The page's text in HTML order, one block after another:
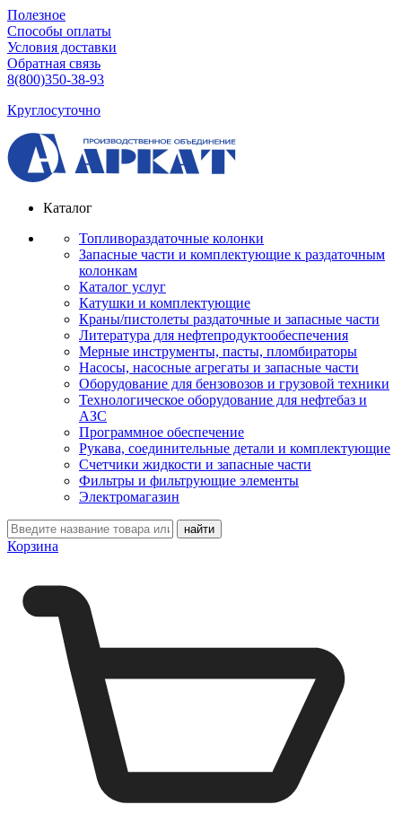
Полезное
Способы оплаты
Условия доставки
Обратная связь
8(800)350-38-93
Круглосуточно
Каталог
Топливораздаточные колонки
Запасные части и комплектующие к раздаточным
колонкам
Каталог услуг
Катушки и комплектующие
Краны/пистолеты раздаточные и запасные части
Литература для нефтепродуктообеспечения
Мерные инструменты, пасты, пломбираторы
Насосы, насосные агрегаты и запасные части
Оборудование для бензовозов и грузовой техники
Технологическое оборудование для нефтебаз и
АЗС
Программное обеспечение
Рукава, соединительные детали и комплектующие
Счетчики жидкости и запасные части
Фильтры и фильтрующие элементы
Электромагазин
Корзина